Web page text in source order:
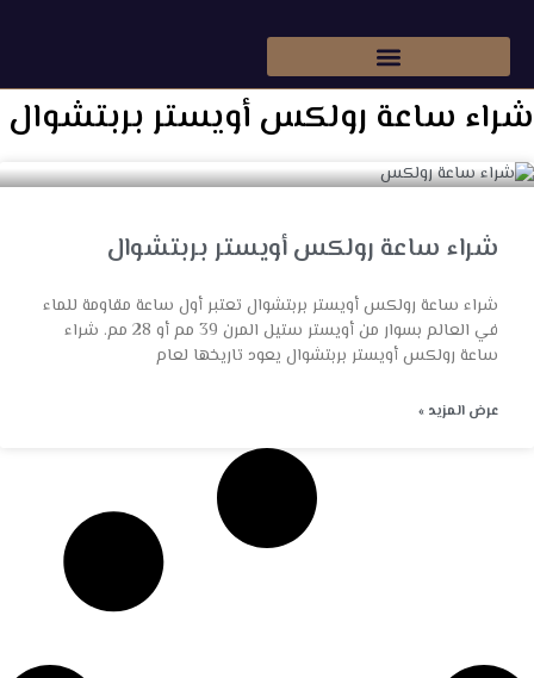
شراء ساعة رولكس أويستر بربتشوال
شراء ساعة رولكس أويستر بربتشوال
شراء ساعة رولكس أويستر بربتشوال تعتبر أول ساعة مقاومة للماء
في العالم بسوار من أويستر ستيل المرن 39 مم أو 28 مم. شراء
ساعة رولكس أويستر بربتشوال يعود تاريخها لعام
عرض المزيد »